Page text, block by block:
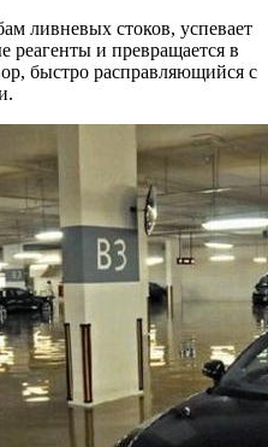
ливневых стоков, успевает
реагенты и превращается в
быстро расправляющийся с